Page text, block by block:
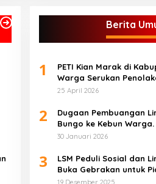
Berita
1
PETI Kian Marak di
Warga Serukan
Penindakan Tegas
25 April 2026
2
Dugaan Pembuangan
Bungo ke Kebun Warga.
30 Januari 2026
3
LSM Peduli Sosial dan
Buka Gebrakan untuk
Samudera Nabati Mas
19 Desember 2025